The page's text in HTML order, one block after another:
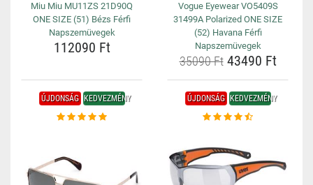
Miu Miu MU11ZS 21D90Q
ONE SIZE (51) Bézs Férfi
Napszemüvegek
112090 Ft
Vogue Eyewear VO5409S
31499A Polarized ONE SIZE
(52) Havana Férfi
Napszemüvegek
35090 Ft43490 Ft
ÚJDONSÁG KEDVEZMÉNY ÚJDONSÁG KEDVEZMÉNY